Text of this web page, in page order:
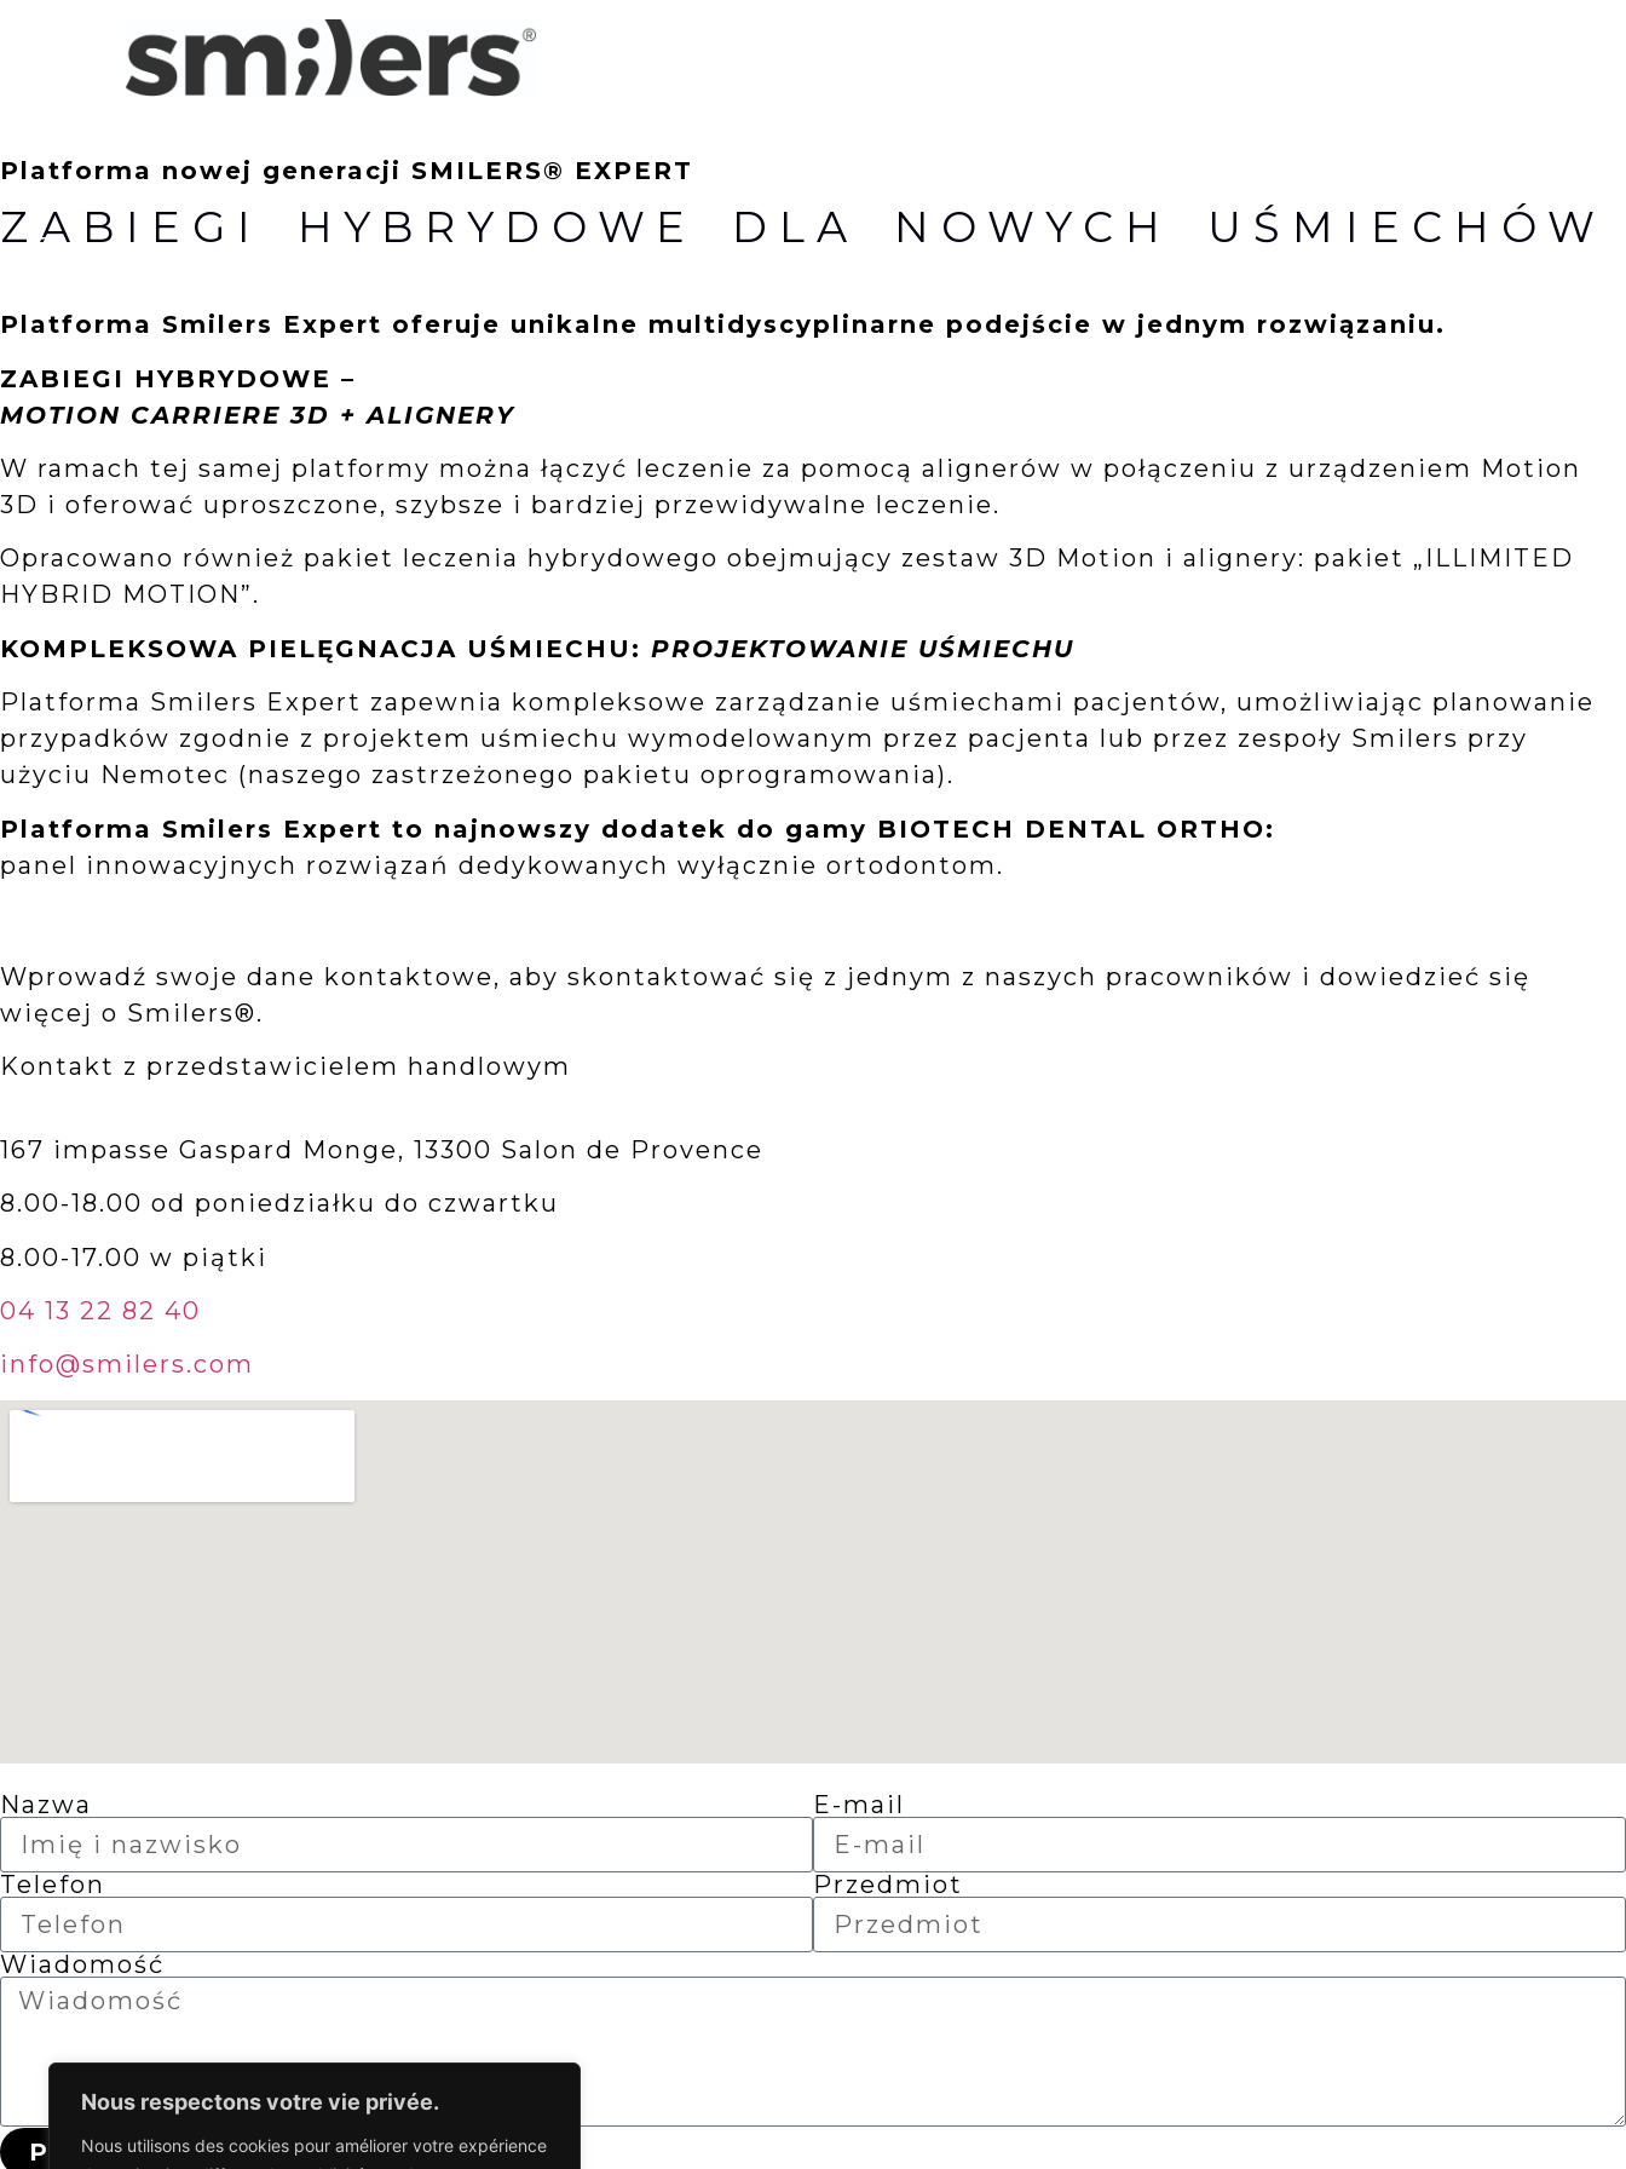
Nous respectons votre vie privée.
Nous utilisons des cookies pour améliorer votre expérience
Platforma nowej generacji SMILERS® EXPERT
ZABIEGI HYBRYDOWE DLA NOWYCH UŚMIECHÓW
Platforma Smilers Expert oferuje unikalne multidyscyplinarne podejście w jednym rozwiązaniu.
ZABIEGI HYBRYDOWE –
MOTION CARRIERE 3D + ALIGNERY
W ramach tej samej platformy można łączyć leczenie za pomocą alignerów w połączeniu z urządzeniem Motion
3D i oferować uproszczone, szybsze i bardziej przewidywalne leczenie.
Opracowano również pakiet leczenia hybrydowego obejmujący zestaw 3D Motion i alignery: pakiet „ILLIMITED
HYBRID MOTION”.
KOMPLEKSOWA PIELĘGNACJA UŚMIECHU: PROJEKTOWANIE UŚMIECHU
Platforma Smilers Expert zapewnia kompleksowe zarządzanie uśmiechami pacjentów, umożliwiając planowanie
przypadków zgodnie z projektem uśmiechu wymodelowanym przez pacjenta lub przez zespoły Smilers przy
użyciu Nemotec (naszego zastrzeżonego pakietu oprogramowania).
Platforma Smilers Expert to najnowszy dodatek do gamy BIOTECH DENTAL ORTHO:
panel innowacyjnych rozwiązań dedykowanych wyłącznie ortodontom.
Wprowadź swoje dane kontaktowe, aby skontaktować się z jednym z naszych pracowników i dowiedzieć się
więcej o Smilers®.
Kontakt z przedstawicielem handlowym
167 impasse Gaspard Monge, 13300 Salon de Provence
8.00-18.00 od poniedziałku do czwartku
8.00-17.00 w piątki
04 13 22 82 40
info@smilers.com
Nazwa E-mail
Telefon Przedmiot
Wiadomość
PRZEŚLIJ